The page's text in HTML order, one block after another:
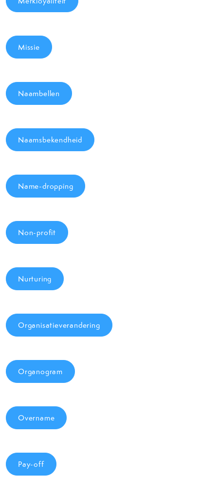
Missie
Naambellen
Naamsbekendheid
Name-dropping
Non-profit
Nurturing
Organisatieverandering
Organogram
Overname
Pay-off